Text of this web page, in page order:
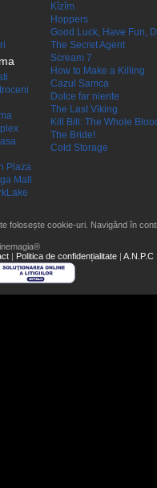
Plaza
Mall
Kîzîm
Hoppers
Good Luck, Have Fun,
The Secret Agent
Scream 7
How to Make a Killing
Cazul Samca
Dolce far niente
The Last Viking
Kill Bill: The Whole
The Bride!
Cold Storage
folosește cookie-uri. Navigând în
| Politica de confidențialitate | A.N.P.C